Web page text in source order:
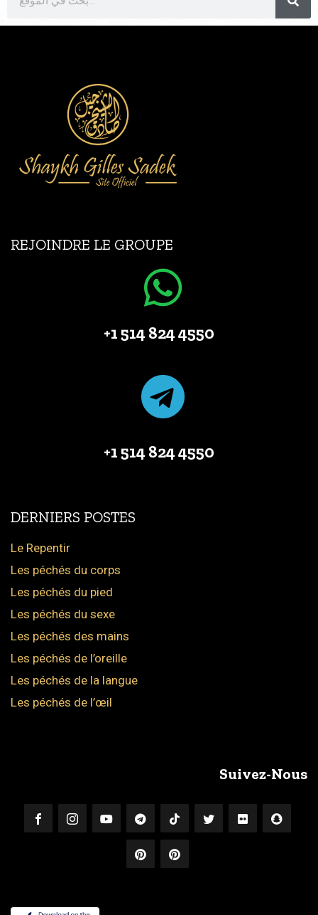
REJOINDRE LE GROUPE
+1 514 824 4550
+1 514 824 4550
DERNIERS POSTES
Le Repentir
Les péchés du corps
Les péchés du pied
Les péchés du sexe
Les péchés des mains
Les péchés de l’oreille
Les péchés de la langue
Les péchés de l’œil
Suivez-Nous